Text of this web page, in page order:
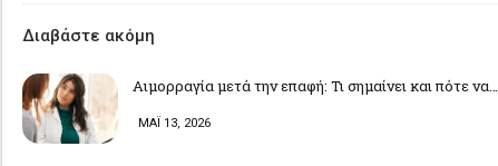
Διαβάστε ακόμη
Αιμορραγία μετά την επαφή: Τι σημαίνει και πότε να…
ΜΑΪ 13, 2026